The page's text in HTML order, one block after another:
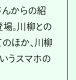
んからの紹
。川柳との
ほか、川柳
うスマホの